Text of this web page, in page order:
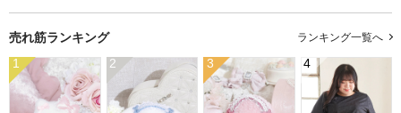
売れ筋ランキング ランキング一覧へ
1 2 3 4